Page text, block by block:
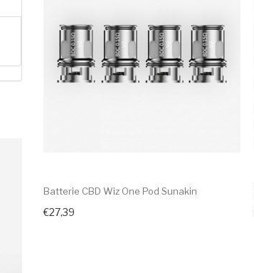
Batterie CBD Wiz One Pod Sunakin
€27,39